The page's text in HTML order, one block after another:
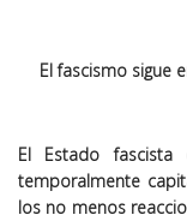
El fascismo sigue
El Estado fascista
temporalmente
los no menos